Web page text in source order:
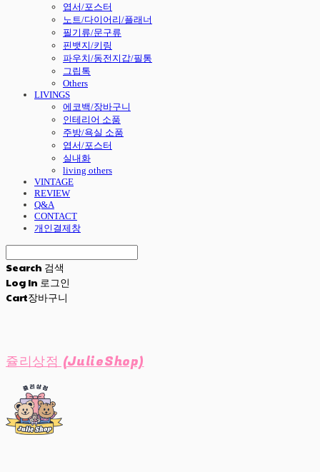
엽서/포스터
노트/다이어리/플래너
필기류/문구류
핀뱃지/키링
파우치/동전지갑/필통
그립톡
Others
LIVINGS
에코백/장바구니
인테리어 소품
주방/욕실 소품
엽서/포스터
실내화
living others
VINTAGE
REVIEW
Q&A
CONTACT
개인결제창
Search 검색
Log In 로그인
Cart장바구니
쥴리상점 (JulieShop)